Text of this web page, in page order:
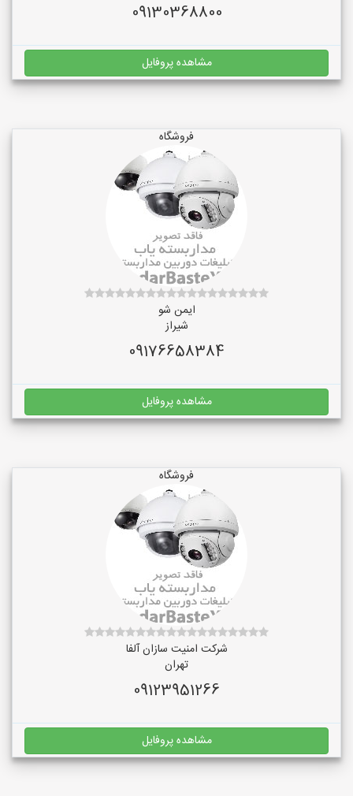
09130368800
مشاهده پروفایل
فروشگاه
ایمن شو
شیراز
09176658384
مشاهده پروفایل
فروشگاه
شرکت امنیت سازان آلفا
تهران
09123951266
مشاهده پروفایل